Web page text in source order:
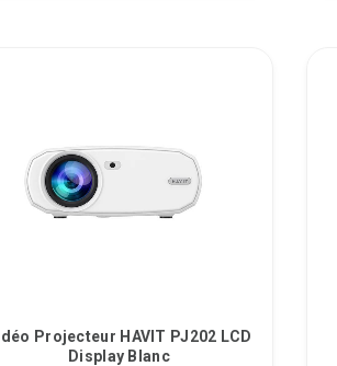
Projecteur HAVIT PJ202 LCD
Display Blanc